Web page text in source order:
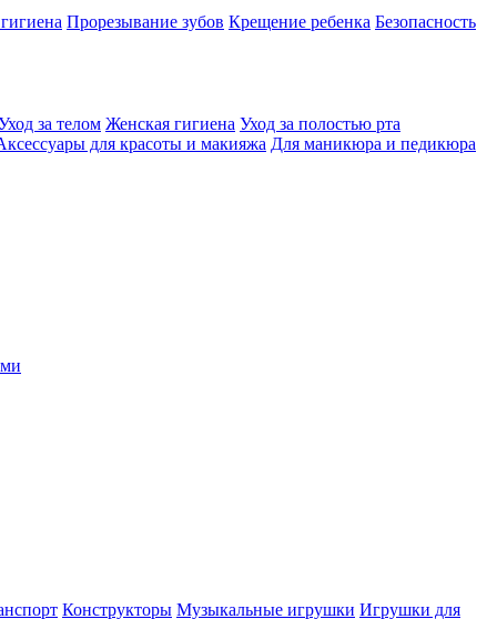
Прорезывание зубов Крещение ребенка Безопасность
за телом Женская гигиена Уход за полостью рта
для красоты и макияжа Для маникюра и педикюра
Конструкторы Музыкальные игрушки Игрушки для